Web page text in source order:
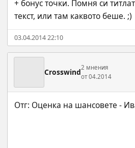
+ бонус точки. Помня си
текст, или там каквото беше. ;)
03.04.2014 22:10
Crosswind2 мнения
от 04.2014